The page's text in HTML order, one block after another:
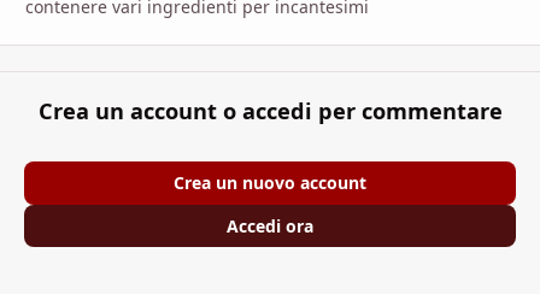
contenere vari ingredienti per incantesimi
Crea un account o accedi per commentare
Crea un nuovo account
Accedi ora